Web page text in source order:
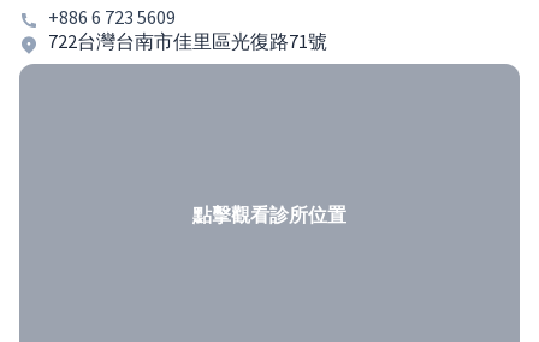
+886 6 723 5609
722台灣台南市佳里區光復路71號
點擊觀看診所位置